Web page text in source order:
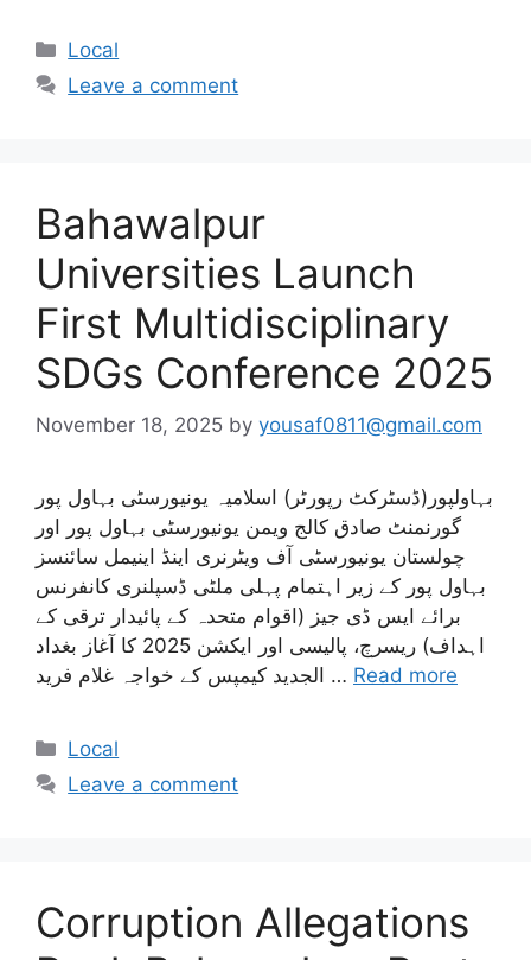
Categories
Local
Leave a comment
Bahawalpur
Universities Launch
First Multidisciplinary
SDGs Conference 2025
November 18, 2025 by yousaf0811@gmail.com
بہاولپور(ڈسٹرکٹ رپورٹر) اسلامیہ یونیورسٹی بہاول پور
گورنمنٹ صادق کالج ویمن یونیورسٹی بہاول پور اور
چولستان یونیورسٹی آف ویٹرنری اینڈ اینیمل سائنسز
بہاول پور کے زیر اہتمام پہلی ملٹی ڈسپلنری کانفرنس
برائے ایس ڈی جیز (اقوام متحدہ کے پائیدار ترقی کے
اہداف) ریسرچ، پالیسی اور ایکشن 2025 کا آغاز بغداد
الجدید کیمپس کے خواجہ غلام فرید … Read more
Categories
Local
Leave a comment
Corruption Allegations